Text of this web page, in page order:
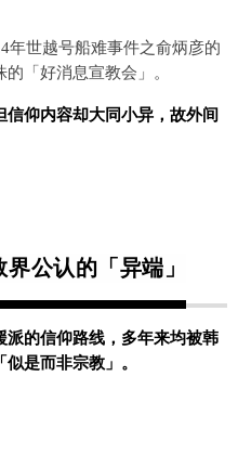
年世越号船难事件之俞炳彦的
「好消息宣教会」。
仰内容却大同小异，故外间
公认的「异端」
的信仰路线，多年来均被韩
是而非宗教」。